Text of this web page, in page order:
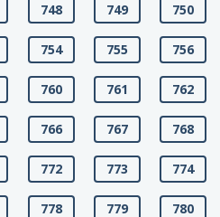
748 749 750
754 755 756
760 761 762
766 767 768
772 773 774
778 779 780